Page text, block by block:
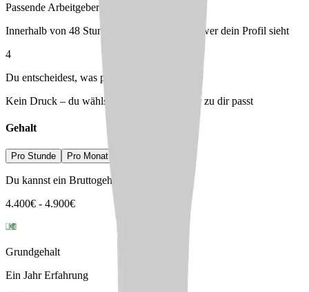
Passende Arbeitgeber melden sich bei dir
Innerhalb von 48 Stunden – du entscheidest, wer dein Profil sieht
4
Du entscheidest, was passt
Kein Druck – du wählst den Arbeitgeber, der zu dir passt
Gehalt
Pro Stunde Pro Monat
Du kannst ein Bruttogehalt erwarten von
4.400€ - 4.900€
Grundgehalt
Ein Jahr Erfahrung